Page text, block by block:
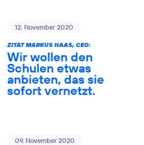
12. November 2020
ZITAT MARKUS HAAS, CEO:
Wir wollen den
Schulen etwas
anbieten, das sie
sofort vernetzt.
09. November 2020